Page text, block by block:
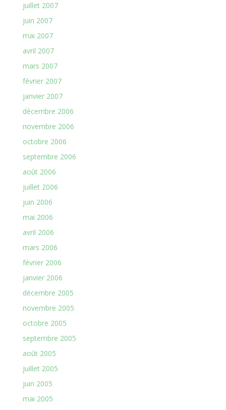
juillet 2007
juin 2007
mai 2007
avril 2007
mars 2007
février 2007
janvier 2007
décembre 2006
novembre 2006
octobre 2006
septembre 2006
août 2006
juillet 2006
juin 2006
mai 2006
avril 2006
mars 2006
février 2006
janvier 2006
décembre 2005
novembre 2005
octobre 2005
septembre 2005
août 2005
juillet 2005
juin 2005
mai 2005